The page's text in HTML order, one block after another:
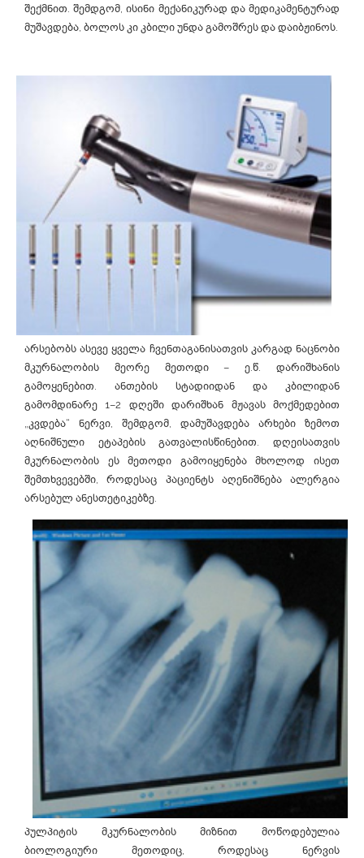
შექმნით. შემდგომ, ისინი მექანიკურად და მედიკამენტურად
მუშავდება, ბოლოს კი კბილი უნდა გამოშრეს და დაიბჟინოს.
არსებობს ასევე ყველა ჩვენთაგანისათვის კარგად ნაცნობი
მკურნალობის მეორე მეთოდი – ე.წ. დარიშხანის
გამოყენებით. ანთების სტადიიდან და კბილიდან
გამომდინარე 1–2 დღეში დარიშხან მჟავას მოქმედებით
„კვდება“ ნერვი, შემდგომ, დამუშავდება არხები ზემოთ
აღნიშნული ეტაპების გათვალისწინებით. დღეისათვის
მკურნალობის ეს მეთოდი გამოიყენება მხოლოდ ისეთ
შემთხვევებში, როდესაც პაციენტს აღენიშნება ალერგია
არსებულ ანესთეტიკებზე.
პულპიტის მკურნალობის მიზნით მოწოდებულია
ბიოლოგიური მეთოდიც, როდესაც ნერვის